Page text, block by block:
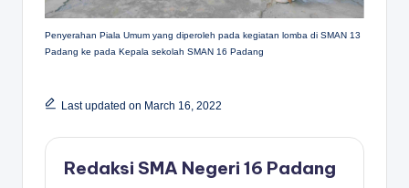
Penyerahan Piala Umum yang diperoleh pada kegiatan lomba di SMAN 13
Padang ke pada Kepala sekolah SMAN 16 Padang
Last updated on March 16, 2022
Redaksi SMA Negeri 16 Padang